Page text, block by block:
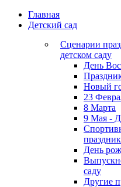
Главная
Детский сад
Сценарии
детском саду
День
Новый
23
8 Марта
9 Мая -
День
саду
Другие